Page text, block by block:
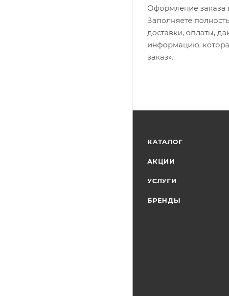
Оформление заказа
Заполняете
доставки, оплаты,
информацию,
заказ».
КАТАЛОГ
АКЦИИ
УСЛУГИ
БРЕНДЫ